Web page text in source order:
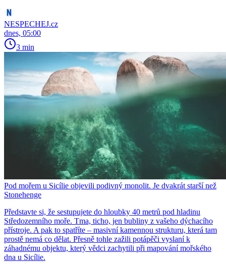
NESPECHEJ.cz
dnes, 05:00
3 min
Pod mořem u Sicílie objevili podivný monolit. Je dvakrát starší než
Stonehenge
Představte si, že sestupujete do hloubky 40 metrů pod hladinu
Středozemního moře. Tma, ticho, jen bubliny z vašeho dýchacího
přístroje. A pak to spatříte – masivní kamennou strukturu, která tam
prostě nemá co dělat. Přesně tohle zažili potápěči vyslaní k
záhadnému objektu, který vědci zachytili při mapování mořského
dna u Sicílie.